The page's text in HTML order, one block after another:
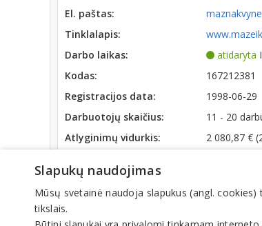
El. paštas:
Tinklalapis:
Darbo laikas:
atidaryta
Kodas:
167212381
Registracijos data:
1998-06-29
Darbuotojų skaičius:
11 - 20
Atlyginimų vidurkis:
2 080,87 €
Veiklos sritys
Globa ir rūpyba
Slapukų naudojimas
Mūsų svetainė naudoja slapukus (angl.
tikslais.